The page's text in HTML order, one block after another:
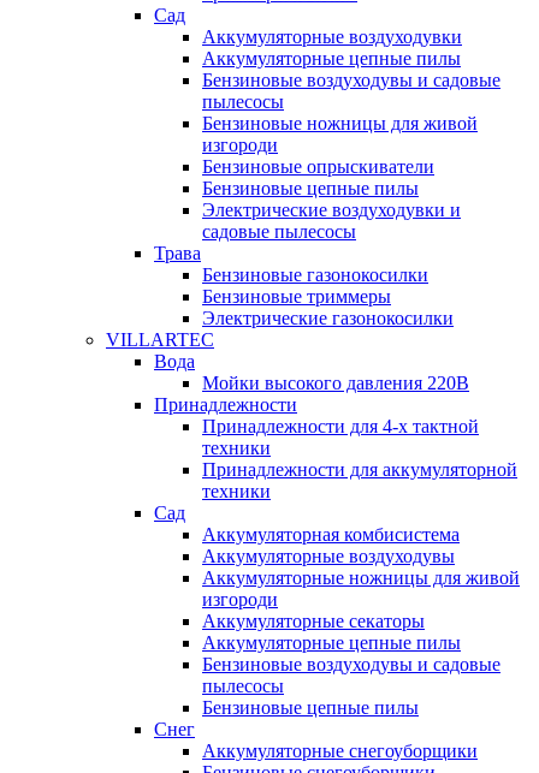
Сад
Аккумуляторные воздуходувки
Аккумуляторные цепные пилы
Бензиновые воздуходувы и садовые
пылесосы
Бензиновые ножницы для живой
изгороди
Бензиновые опрыскиватели
Бензиновые цепные пилы
Электрические воздуходувки и
садовые пылесосы
Трава
Бензиновые газонокосилки
Бензиновые триммеры
Электрические газонокосилки
VILLARTEC
Вода
Мойки высокого давления 220В
Принадлежности
Принадлежности для 4-х тактной
техники
Принадлежности для аккумуляторной
техники
Сад
Аккумуляторная комбисистема
Аккумуляторные воздуходувы
Аккумуляторные ножницы для живой
изгороди
Аккумуляторные секаторы
Аккумуляторные цепные пилы
Бензиновые воздуходувы и садовые
пылесосы
Бензиновые цепные пилы
Снег
Аккумуляторные снегоуборщики